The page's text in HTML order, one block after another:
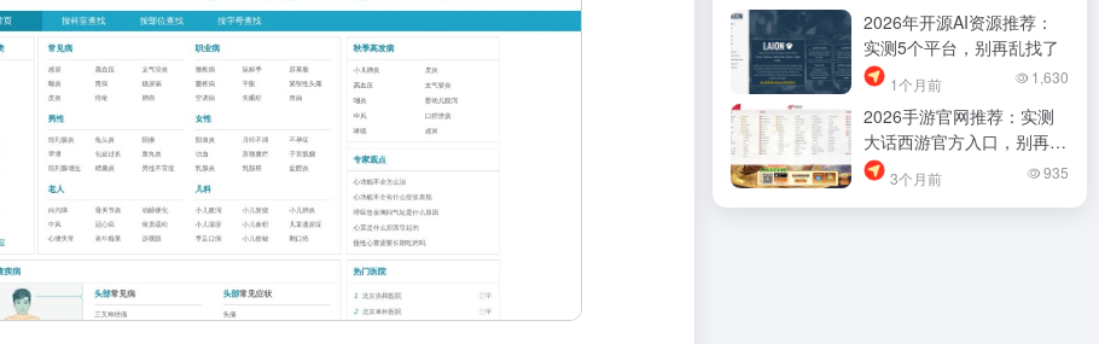
2026年开源AI资源推荐：
实测5个平台，别再乱找了
1个月前 1,630
2026手游官网推荐：实测
大话西游官方入口，别再乱
找了 3个月前 935